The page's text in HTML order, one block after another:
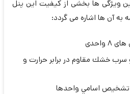
ویژگی ها بخشی از کیفیت این پنل
به آن ها اشاره می گردد:
خشك مقاوم در برابر حرارت و
تشخيص اسامي واحدها